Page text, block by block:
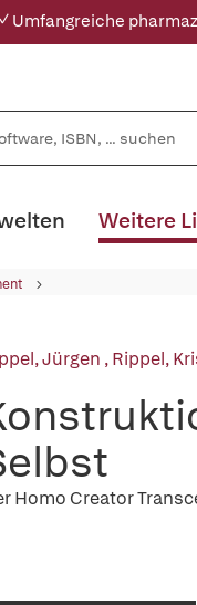
✓ Umfangreiche
Weitere
Jürgen ,Rippel,
Homo Creator